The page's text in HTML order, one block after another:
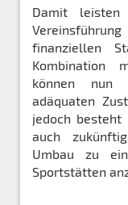
Damit
finanziellen
Kombination
können nun
adäquaten
jedoch besteht
auch
Umbau zu
Sportstätten